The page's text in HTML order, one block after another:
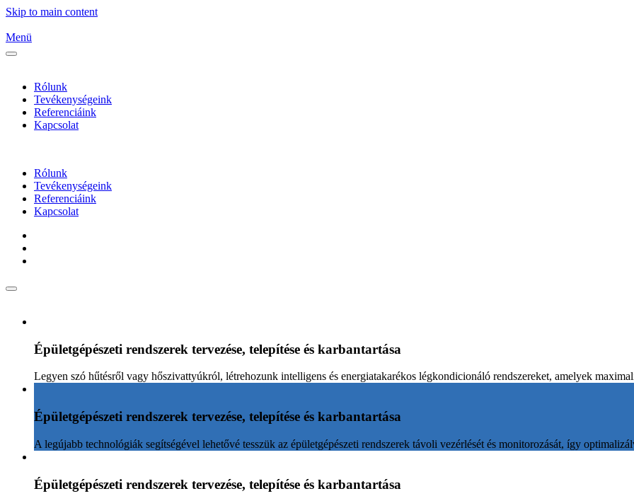
Skip to main content
Menü
Rólunk
Tevékenységeink
Referenciáink
Kapcsolat
Rólunk
Tevékenységeink
Referenciáink
Kapcsolat
Épületgépészeti rendszerek tervezése, telepítése és karbantartása
Legyen szó hűtésről vagy hőszivattyúkról, létrehozunk intelligens és energiatakarékos légkondicionáló rendszereket, amelyek
Épületgépészeti rendszerek tervezése, telepítése és karbantartása
A legújabb technológiák segítségével lehetővé tesszük az épületgépészeti rendszerek távoli vezérlését és monitorozását, így
Épületgépészeti rendszerek tervezése, telepítése és karbantartása